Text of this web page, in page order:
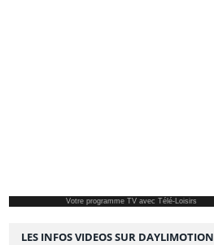
Votre programme TVavec Télé-Loisirs
LES INFOS VIDEOS SUR DAYLIMOTION